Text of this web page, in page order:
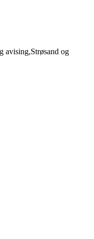
avising,Strøsand og